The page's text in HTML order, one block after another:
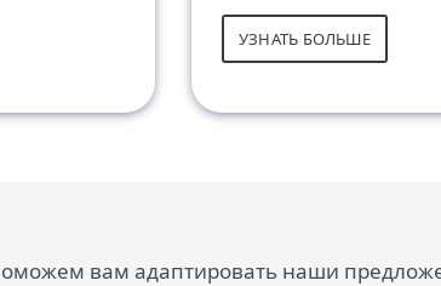
УЗНАТЬ БОЛЬШЕ
вам адаптировать наши